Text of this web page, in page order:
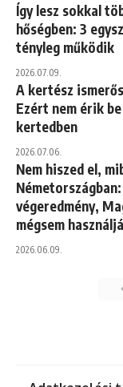
Így lesz sokkal
hőségben: 3
tényleg működik
2026.07.09.
A kertész
Ezért nem érik
kertedben
2026.07.06.
Nem hiszed el,
végeredmény,
mégsem
2026.06.09.